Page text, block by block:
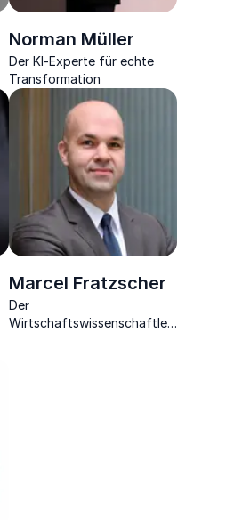
Norman Müller
Der KI-Experte für echte
Transformation
Marcel Fratzscher
Der
Wirtschaftswissenschaftler